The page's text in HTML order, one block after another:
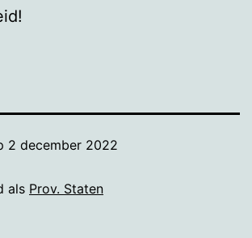
2 december 2022
als Prov. Staten